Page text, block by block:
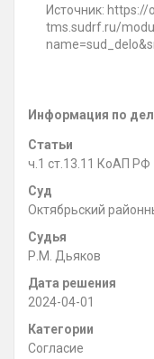
Источник: https://
tms.sudrf.ru/
Информация по
Статьи
ч.1 ст.13.11 КоАП РФ
Суд
Октябрьский
Судья
Р.М. Дьяков
Дата решения
2024-04-01
Категории
Согласие